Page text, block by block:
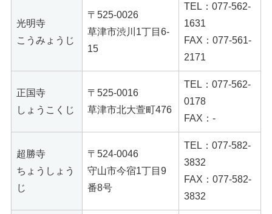
光明寺
こうみょうじ
〒525-0026
草津市渋川1丁目6-
15
TEL：077-562-
1631
FAX：077-561-
2171
正国寺
しょうこくじ
〒525-0016
草津市北大萱町476
TEL：077-562-
0178
FAX：-
超勝寺
ちょうしょう
じ
〒524-0046
守山市今宿1丁目9
番8号
TEL：077-582-
3832
FAX：077-582-
3832